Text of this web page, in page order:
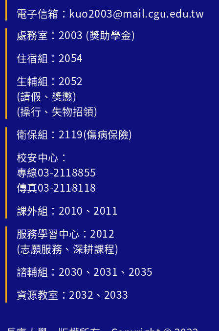
電子信箱：kuo2003@mail.cgu.edu.tw
處務室：2003 (獎助學金)
住宿組：2054
生輔組：2052
(請假、獎懲)
(操行、失物招領)
衛保組：2119(傷病保險)
校安中心：
專線03-2118855
傳真03-2118118
課外組：2010、2011
服務學習中心：2012
(志願服務、深耕課程)
諮輔組：2030、2031、2035
資源教室：2032、2033